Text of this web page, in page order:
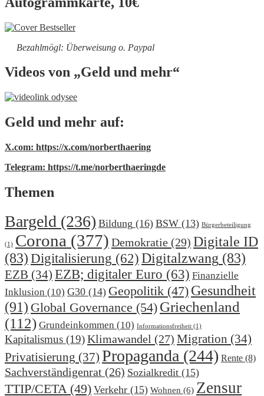
Bezahlmögl: Überweisung o. Paypal
Videos von „Geld und mehr“
Geld und mehr auf:
X.com: https://x.com/norberthaering
Telegram: https://t.me/norberthaeringde
Themen
Bargeld (236) Bildung (16) BSW (13) Bürgerbeteiligung
(1) Corona (377) Demokratie (29) Digitale ID
(83) Digitalisierung (62) Digitalzwang (83)
EZB (34) EZB; digitaler Euro (63) Finanzielle
Inklusion (10) G30 (14) Geopolitik (47) Gesundheit
(91) Global Governance (54) Griechenland
(112) Grundeinkommen (10) Informationsfreiheit (1)
Kapitalismus (19)Klimawandel (27) Migration (34)
Privatisierung (37) Propaganda (244) Rente (8)
Sachverständigenrat (26) Sozialkredit (15)
TTIP/CETA (49) Verkehr (15) Wohnen (6) Zensur